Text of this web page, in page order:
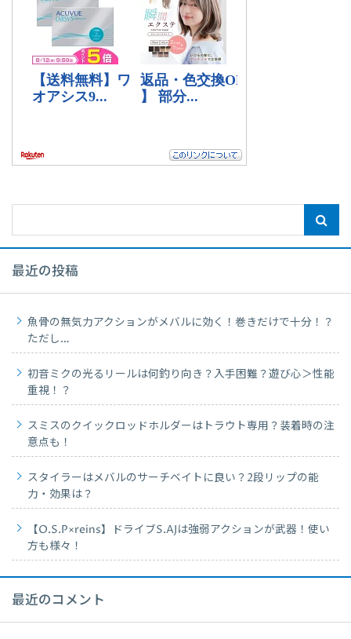
最近の投稿
魚骨の無気力アクションがメバルに効く！巻きだけで十分！？
ただし…
初音ミクの光るリールは何釣り向き？入手困難？遊び心＞性能
重視！？
スミスのクイックロッドホルダーはトラウト専用？装着時の注
意点も！
スタイラーはメバルのサーチベイトに良い？2段リップの能
力・効果は？
【O.S.P×reins】ドライブS.AJは強弱アクションが武器！使い
方も様々！
最近のコメント